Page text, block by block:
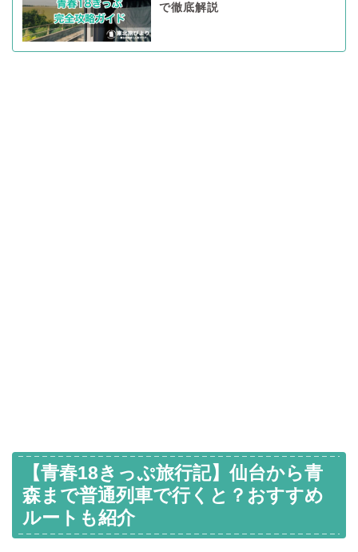
で徹底解説
【青春18きっぷ旅行記】仙台から青
森まで普通列車で行くと？おすすめ
ルートも紹介